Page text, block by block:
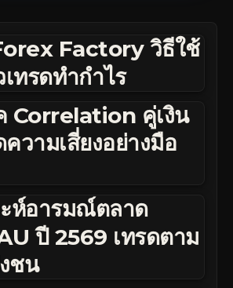
Factory วิธีใช้
ทรดทำกำไร
Correlation คู่เงิน
วามเสี่ยงอย่างมือ
ะห์อารมณ์ตลาด
ปี 2569 เทรดตาม
ชน